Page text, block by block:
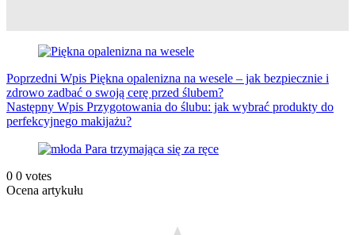
Poprzedni Wpis Piękna opalenizna na wesele – jak bezpiecznie i
zdrowo zadbać o swoją cerę przed ślubem?
Następny Wpis Przygotowania do ślubu: jak wybrać produkty do
perfekcyjnego makijażu?
0 0 votes
Ocena artykułu